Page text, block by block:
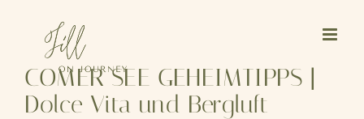
content
COMER SEE GEHEIMTIPPS |
Dolce Vita und Bergluft